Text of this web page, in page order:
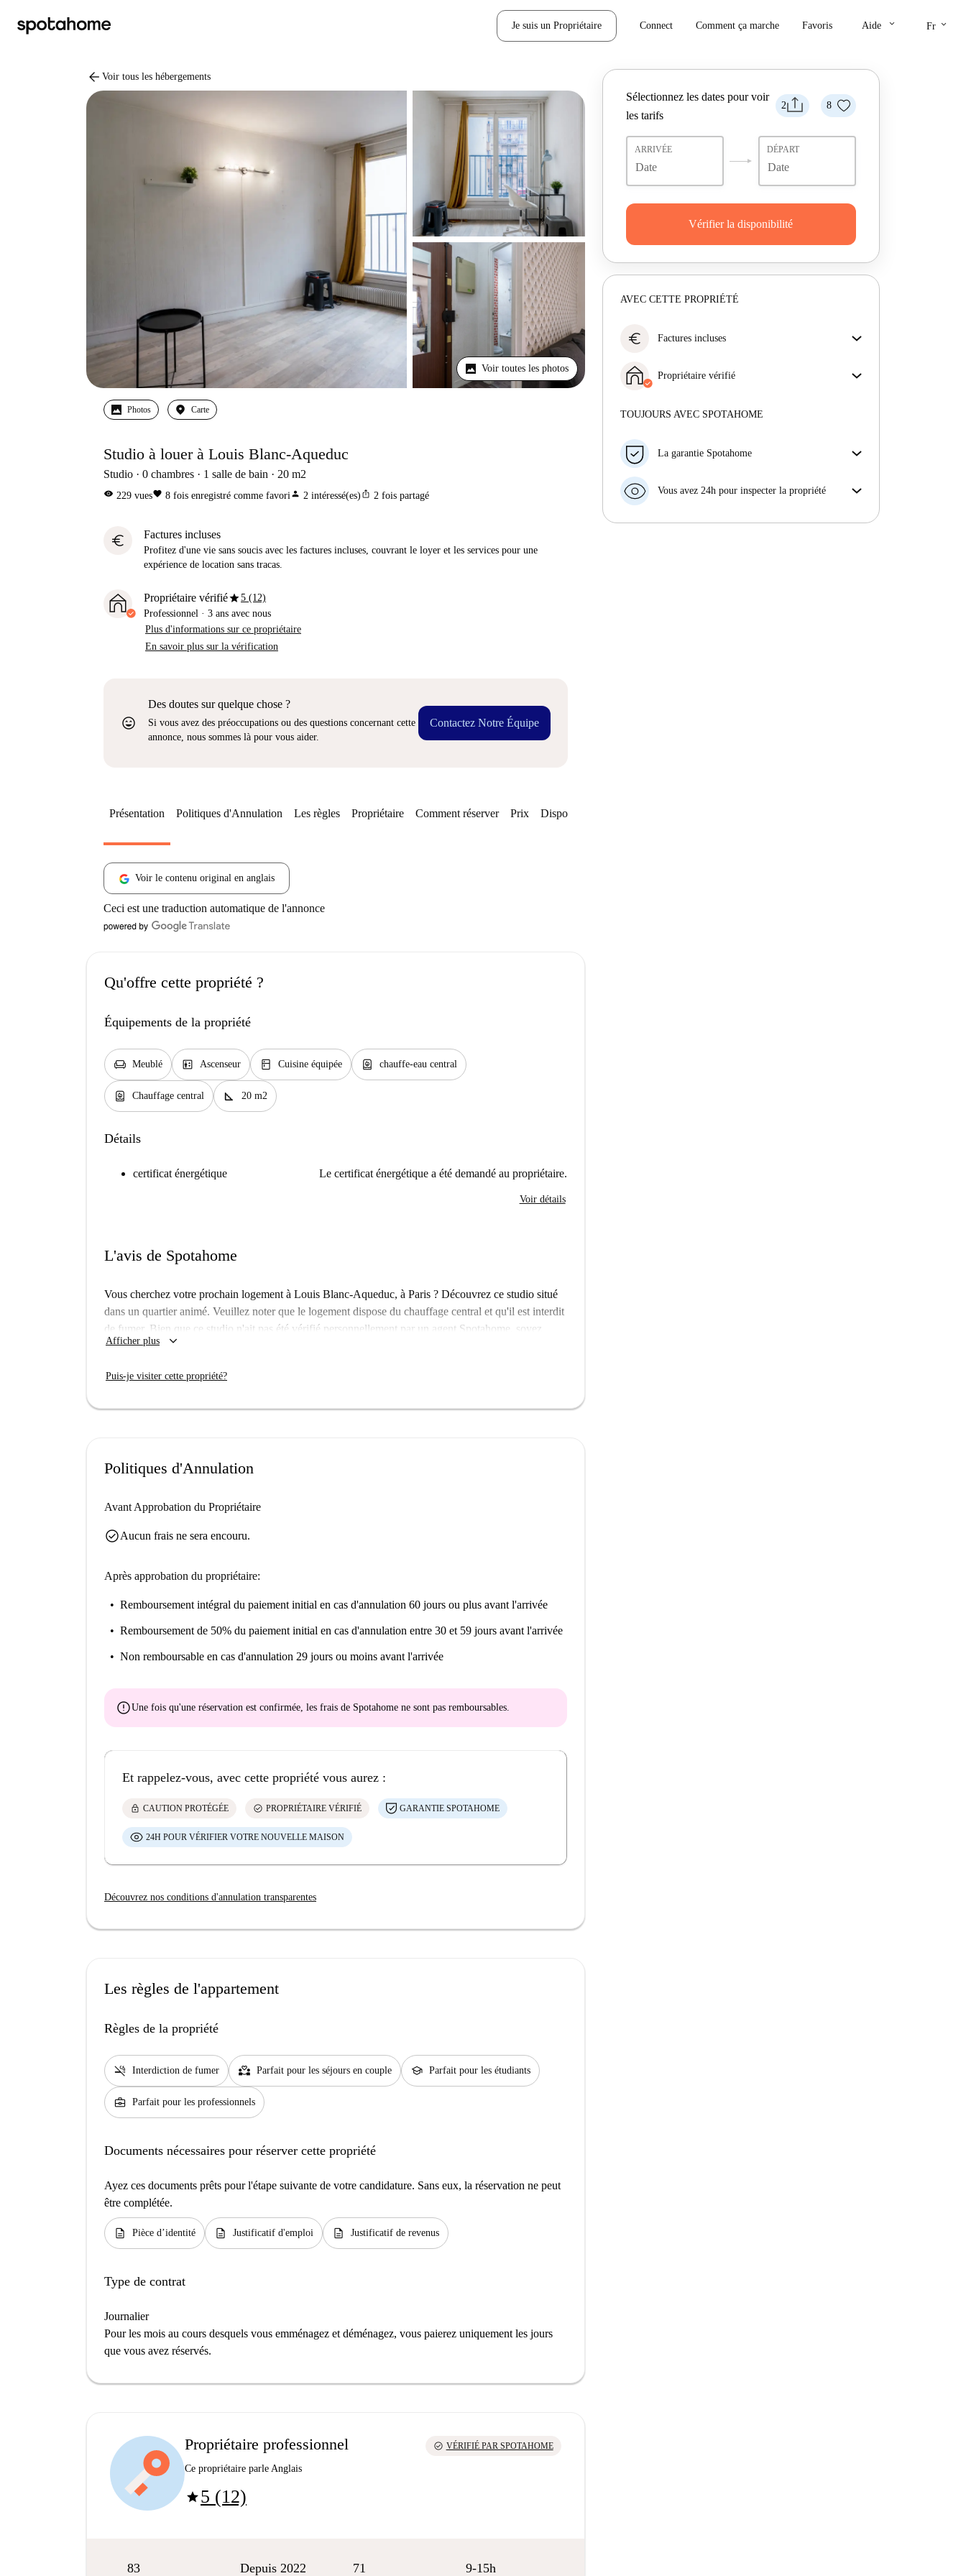
Je suis un Propriétaire Connect Comment ça marche Favoris Aide keyboard_arrow_down Fr keyboard_arrow_down
arrow_back Voir tous les hébergements
Voir toutes les photos
Photos Carte
Studio à louer à Louis Blanc-Aqueduc
Studio 0 chambres 1 salle de bain 20 m2
visibility 229 vuesfavorite 8 fois enregistré comme favoriperson 2 intéressé(es) ios_share 2 fois partagé
euro Factures incluses
Profitez d'une vie sans soucis avec les factures incluses, couvrant le loyer et les services pour une
expérience de location sans tracas.
Propriétaire vérifiéstar5 (12)
Professionnel · 3 ans avec nous
Plus d'informations sur ce propriétaire
En savoir plus sur la vérification
sentiment_very_satisfied
Des doutes sur quelque chose ?
Si vous avez des préoccupations ou des questions concernant cette
annonce, nous sommes là pour vous aider.
Contactez Notre Équipe
2 8
Sélectionnez les dates pour voir
les tarifs
ARRIVÉE DÉPART
Vérifier la disponibilité
AVEC CETTE PROPRIÉTÉ
euro Factures incluses
incluses, couvrant le loyer et les services pour une
expérience de location sans tracas.
Propriétaire vérifié
Plus d'informations sur ce propriétaire
TOUJOURS AVEC SPOTAHOME
La garantie Spotahome
préavis, nous allons soit (A) vous payer une chambre
soit (B) vous rembourser en totalité.
Vous avez 24h pour inspecter la propriété
Présentation Politiques d'Annulation Les règles Propriétaire Comment réserver Prix Disponibilités
Voir le contenu original en anglais
Ceci est une traduction automatique de l'annonce
Qu'offre cette propriété ?
Équipements de la propriété
chair Meublé elevator Ascenseur kitchen Cuisine équipée water_heater chauffe-eau central
water_heater Chauffage central square_foot 20 m2
Détails
certificat énergétique Le certificat énergétique a été demandé au propriétaire.
Voir détails
L'avis de Spotahome
Vous cherchez votre prochain logement à Louis Blanc-Aqueduc, à Paris ? Découvrez ce studio situé
dans un quartier animé. Veuillez noter que le logement dispose du chauffage central et qu'il est interdit
de fumer. Bien que ce studio n'ait pas été vérifié personnellement par un agent Spotahome, soyez
assuré(e) que tous les propriétaires sur Spotahome sont soumis à une procédure de vérification
vous trouverez les célèbres Jardins d'Éole et plusieurs fresques murales remarquables, comme la
Afficher plus keyboard_arrow_down
Puis-je visiter cette propriété?
Politiques d'Annulation
Avant Approbation du Propriétaire
check_circleAucun frais ne sera encouru.
Après approbation du propriétaire:
Remboursement intégral du paiement initial en cas d'annulation 60 jours ou plus avant l'arrivée
Remboursement de 50% du paiement initial en cas d'annulation entre 30 et 59 jours avant l'arrivée
Non remboursable en cas d'annulation 29 jours ou moins avant l'arrivée
errorUne fois qu'une réservation est confirmée, les frais de Spotahome ne sont pas remboursables.
Et rappelez-vous, avec cette propriété vous aurez :
lock CAUTION PROTÉGÉE check_circle PROPRIÉTAIRE VÉRIFIÉ GARANTIE SPOTAHOME
24H POUR VÉRIFIER VOTRE NOUVELLE MAISON
Découvrez nos conditions d'annulation transparentes
Les règles de l'appartement
Règles de la propriété
smoke_free Interdiction de fumer partner_heart Parfait pour les séjours en couple school Parfait pour les étudiants
business_center Parfait pour les professionnels
Documents nécessaires pour réserver cette propriété
Ayez ces documents prêts pour l'étape suivante de votre candidature. Sans eux, la réservation ne peut
être complétée.
description Pièce d’identité description Justificatif d'emploi description Justificatif de revenus
Type de contrat
Journalier
Pour les mois au cours desquels vous emménagez et déménagez, vous paierez uniquement les jours
que vous avez réservés.
Propriétaire professionnel
Ce propriétaire parle Anglais
star5 (12)
check_circle VÉRIFIÉ PAR SPOTAHOME
83 Depuis 2022 71 9-15h